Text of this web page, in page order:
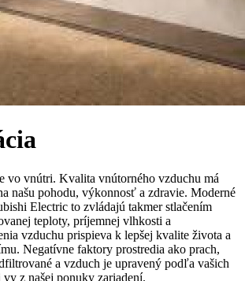
vo vnútri. Kvalita vnútorného vzduchu má
našu pohodu, výkonnosť a zdravie. Moderné
Electric to zvládajú takmer stlačením
teploty, príjemnej vlhkosti a
vzduchu prispieva k lepšej kvalite života a
Negatívne faktory prostredia ako prach,
a vzduch je upravený podľa vašich
z našej ponuky zariadení.